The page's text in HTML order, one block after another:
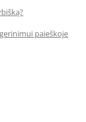
paieškoje